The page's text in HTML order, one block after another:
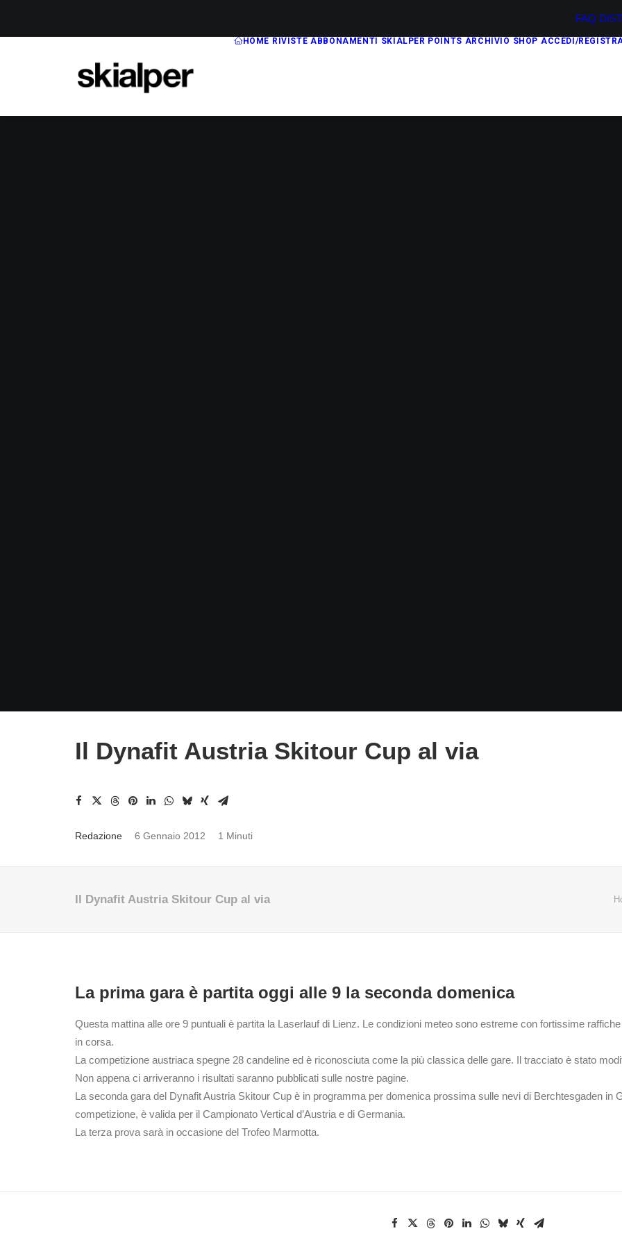
FAQ
HOME RIVISTE ABBONAMENTI SKIALPER POINTS ARCHIVIO SHOP ACCEDI/
Il Dynafit Austria Skitour Cup al via
Redazione 6 Gennaio 2012 1 Minuti
Il Dynafit Austria Skitour Cup al via
La prima gara è partita oggi alle 9 la seconda domenica
Questa mattina alle ore 9 puntuali è partita la Laserlauf di Lienz. Le condizioni meteo sono estreme con fortissime
in corsa.
La competizione austriaca spegne 28 candeline ed è riconosciuta come la più classica delle gare. Il tracciato è stato
Non appena ci arriveranno i risultati saranno pubblicati sulle nostre pagine.
La seconda gara del Dynafit Austria Skitour Cup è in programma per domenica prossima sulle nevi di Berchtesgaden in
competizione, è valida per il Campionato Vertical d’Austria e di Germania.
La terza prova sarà in occasione del Trofeo Marmotta.